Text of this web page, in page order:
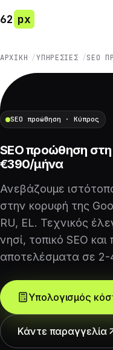
62 px
ΑΡΧΙΚΉ ΥΠΗΡΕΣΊΕΣ SEO
SEO προώθηση · Κύπρος
SEO προώθηση
€390/μήνα
Ανεβάζουμε
στην κορυφή της
RU, EL. Τεχνικός
νησί, τοπικό SEO
αποτελέσματα σε 2-
Υπολογισμός
Κάντε παραγγελία